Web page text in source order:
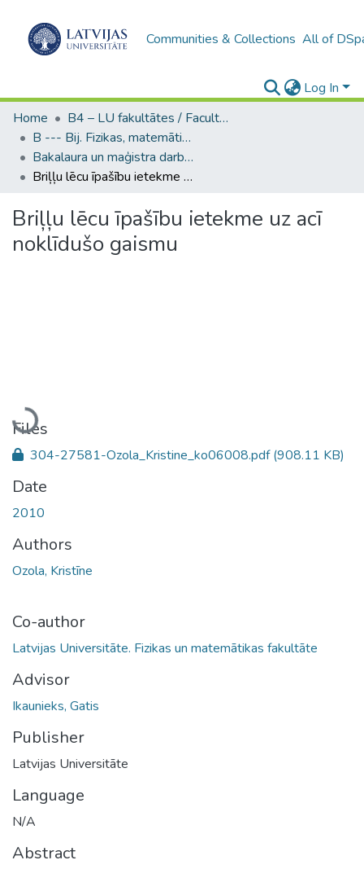
Communities & Collections All of
Log In
Home
B4 – LU fakultātes / Faculties of the UL
B --- Bij. Fizikas, matemātikas un optometrijas fakultātes studentu noslēguma darbi / Faculty of Physics, Mathematics and Optometry - Graduate works
Bakalaura un maģistra darbi (FMOF) / Bachelor's and Master's theses
Briļļu lēcu īpašību ietekme uz acī noklīdušo gaismu
Briļļu lēcu īpašību ietekme uz acī
noklīdušo gaismu
Loading...
Files
304-27581-Ozola_Kristine_ko06008.pdf(908.11 KB)
Date
2010
Authors
Ozola, Kristīne
Co-author
Latvijas Universitāte. Fizikas un matemātikas fakultāte
Advisor
Ikaunieks, Gatis
Publisher
Latvijas Universitāte
Language
N/A
Abstract